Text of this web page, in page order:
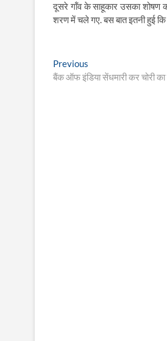
दूसरे गॉंव के साहूकार उसका शोषण
शरण में चले गए. बस बात इतनी हुई कि
Post
navigation
Previous
post:
बैंक ऑफ इंडिया सेंधमारी कर चोरी का